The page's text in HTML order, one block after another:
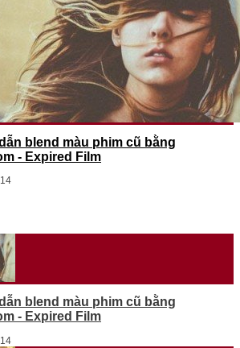
blend màu phim cũ bằng
- Expired Film
blend màu phim cũ bằng
- Expired Film